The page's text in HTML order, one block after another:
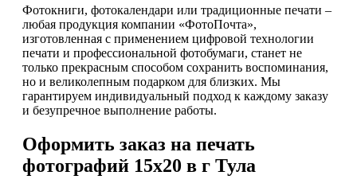
Фотокниги, фотокалендари или традиционные печати –
любая продукция компании «ФотоПочта»,
изготовленная с применением цифровой технологии
печати и профессиональной фотобумаги, станет не
только прекрасным способом сохранить воспоминания,
но и великолепным подарком для близких. Мы
гарантируем индивидуальный подход к каждому заказу
и безупречное выполнение работы.
Оформить заказ на печать
фотографий 15х20 в г Тула